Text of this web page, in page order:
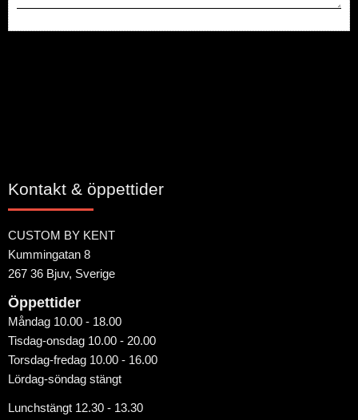
Kontakt & öppettider
CUSTOM BY KENT
Kummingatan 8
267 36 Bjuv, Sverige
Öppettider
Måndag 10.00 - 18.00
Tisdag-onsdag 10.00 - 20.00
Torsdag-fredag 10.00 - 16.00
Lördag-söndag stängt
Lunchstängt 12.30 - 13.30